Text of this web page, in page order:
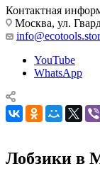
Контактная
Москва, ул.
YouTube
WhatsApp
Лобзики в